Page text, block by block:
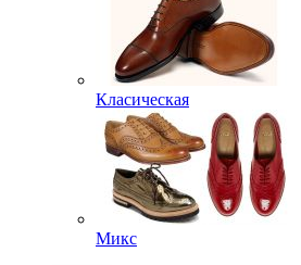
Класическая
Микс